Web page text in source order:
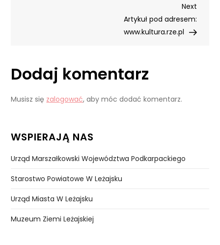
Next
Post
Next
Artykuł pod adresem:
www.kultura.rze.pl
Dodaj komentarz
Musisz się zalogować, aby móc dodać komentarz.
WSPIERAJĄ NAS
Urząd Marszałkowski Województwa Podkarpackiego
Starostwo Powiatowe W Leżajsku
Urząd Miasta W Leżajsku
Muzeum Ziemi Leżajskiej